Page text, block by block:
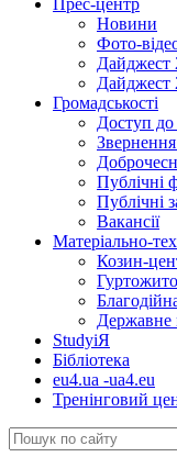
Прес-центр
Новини
Фото-
Дайджест
Дайджест
Громадськості
Доступ до
Публічні
Публічні
Вакансії
Матеріально-
Козин-
Державне
StudyіЯ
Бібліотека
eu4.ua -ua4.eu
Тренінговий